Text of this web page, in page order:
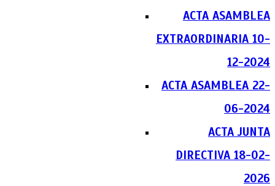
ACTA ASAMBLEA
EXTRAORDINARIA 10-
12-2024
ACTA ASAMBLEA 22-
06-2024
ACTA JUNTA
DIRECTIVA 18-02-
2026